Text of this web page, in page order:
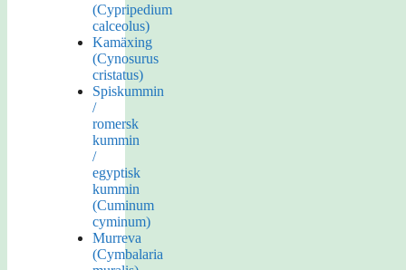
(Cypripedium
calceolus)
Kamäxing
(Cynosurus
cristatus)
Spiskummin
/
romersk
kummin
/
egyptisk
kummin
(Cuminum
cyminum)
Murreva
(Cymbalaria